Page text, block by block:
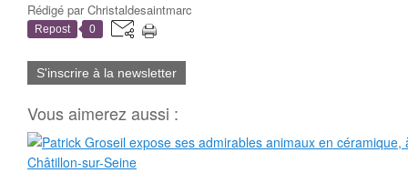
Rédigé parChristaldesaintmarc
Repost 0
S'inscrire à la newsletter
Vous aimerez aussi :